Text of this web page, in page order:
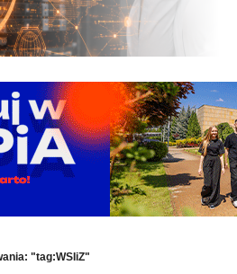
"tag:WSIiZ"